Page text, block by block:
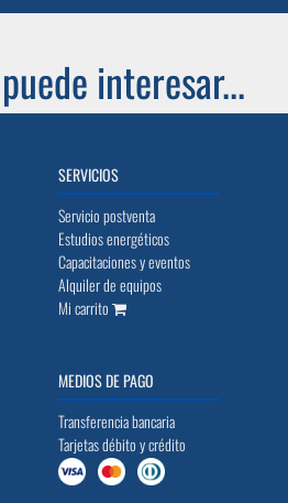
interesar...
SERVICIOS
Servicio postventa
Estudios energéticos
Capacitaciones y eventos
Alquiler de equipos
Mi carrito
MEDIOS DE PAGO
Transferencia bancaria
Tarjetas débito y crédito